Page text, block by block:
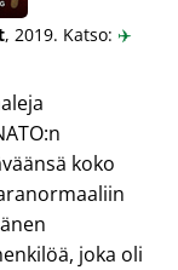
, 2019. Katso: ✈️
koko
joka oli